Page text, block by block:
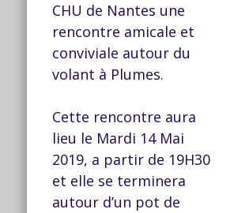
CHU de Nantes une
rencontre amicale et
conviviale autour du
volant à Plumes.
Cette rencontre aura
lieu le Mardi 14 Mai
2019, a partir de 19H30
et elle se terminera
autour d’un pot de